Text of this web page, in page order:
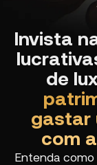
Invista
de
gastar
com
Entenda como